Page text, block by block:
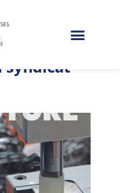
syndicat